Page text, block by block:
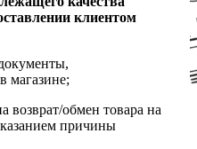
клиентом
магазине;
возврат/обмен товара на
причины